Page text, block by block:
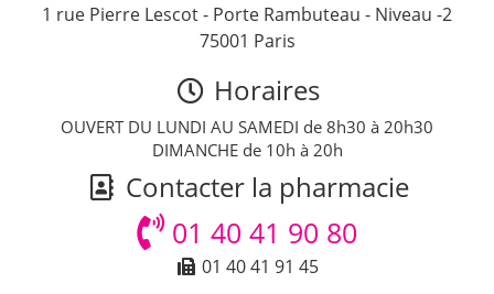
1 rue Pierre Lescot - Porte Rambuteau - Niveau -2
75001 Paris
Horaires
OUVERT DU LUNDI AU SAMEDI de 8h30 à 20h30
DIMANCHE de 10h à 20h
Contacter la pharmacie
01 40 41 90 80
01 40 41 91 45